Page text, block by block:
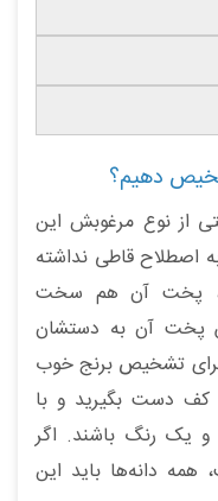
دهیم؟
از نوع مرغوبش این
قاطی نداشته
پخت آن هم سخت
پخت آن به دستشان
برای تشخیص برنج خوب
کف دست بگیرید و با
و یک رنگ باشند. اگر
دانه‌ها باید این